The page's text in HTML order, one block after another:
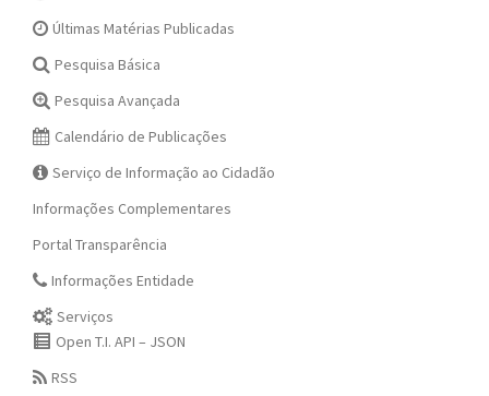
Últimas Matérias Publicadas
Pesquisa Básica
Pesquisa Avançada
Calendário de Publicações
Serviço de Informação ao Cidadão
Informações Complementares
Portal Transparência
Informações Entidade
Serviços
Open T.I. API – JSON
RSS